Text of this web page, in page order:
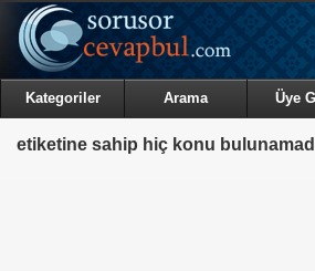
Kategoriler Arama Üye
etiketine sahip hiç konu